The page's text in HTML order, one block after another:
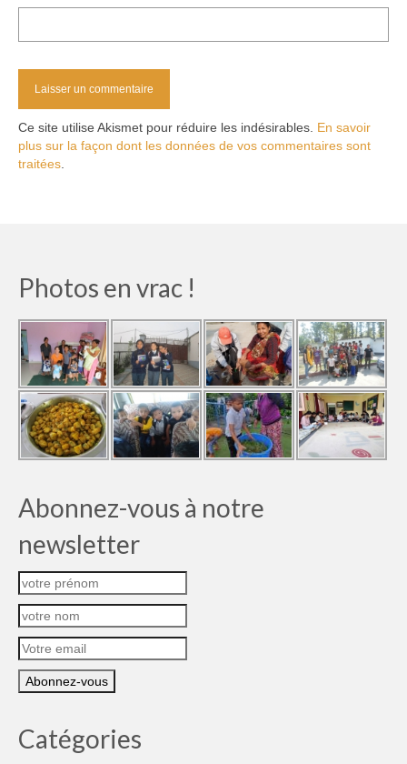
Ce site utilise Akismet pour réduire les indésirables. En savoir
plus sur la façon dont les données de vos commentaires sont
traitées
Photos en vrac !
Abonnez-vous à notre
newsletter
Catégories